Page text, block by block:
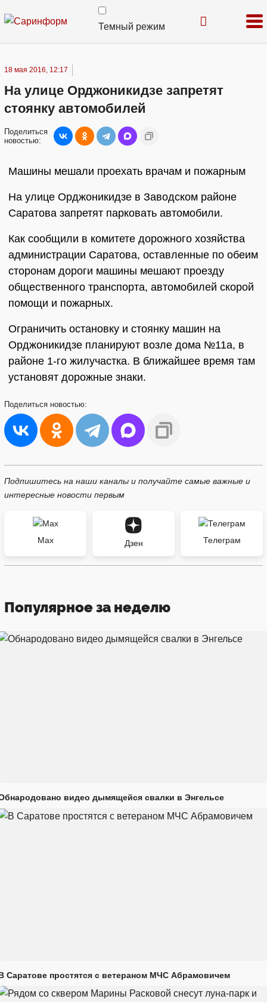
Темный режим
18 мая 2016, 12:17
На улице Орджоникидзе запретят
стоянку автомобилей
Поделиться
новостью:
Машины мешали проехать врачам и пожарным
На улице Орджоникидзе в Заводском районе
Саратова запретят парковать автомобили.
Как сообщили в комитете дорожного хозяйства
администрации Саратова, оставленные по обеим
сторонам дороги машины мешают проезду
общественного транспорта, автомобилей скорой
помощи и пожарных.
Ограничить остановку и стоянку машин на
Орджоникидзе планируют возле дома №11а, в
районе 1-го жилучастка. В ближайшее время там
установят дорожные знаки.
Поделиться новостью:
Подпишитесь на наши каналы и получайте самые важные и
интересные новости первым
Max Дзен Телеграм
Популярное за неделю
видео дымящейся свалки в Энгельсе
Саратове простятся с ветераном МЧС Абрамовичем